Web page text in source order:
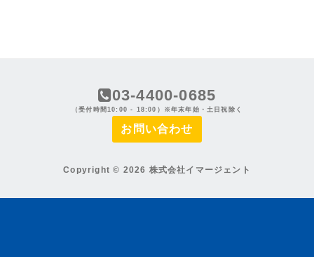
03-4400-0685
（受付時間10:00 - 18:00）※年末年始・土日祝除く
お問い合わせ
Copyright © 2026 株式会社イマージェント